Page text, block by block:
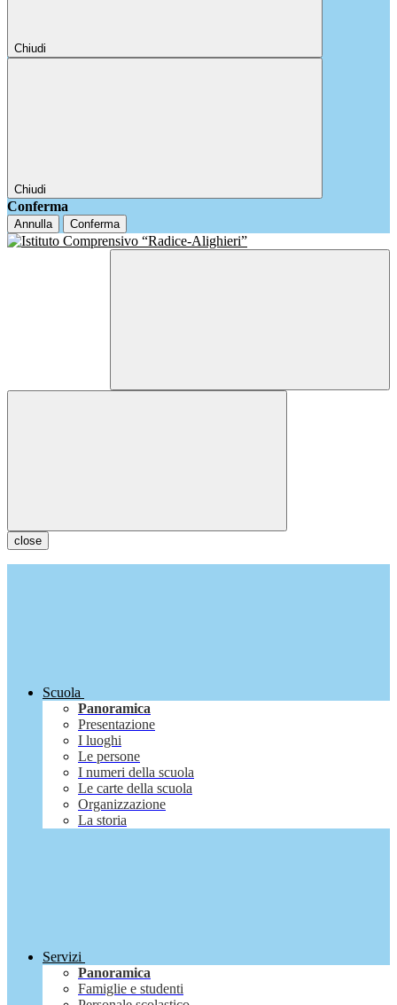
Chiudi
Chiudi
Conferma
Annulla Conferma
close
Scuola
Panoramica
Presentazione
I luoghi
Le persone
I numeri della scuola
Le carte della scuola
Organizzazione
La storia
Servizi
Panoramica
Famiglie e studenti